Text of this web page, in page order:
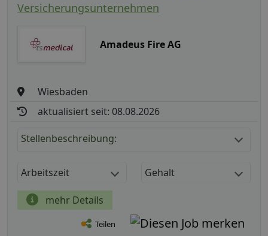
Versicherungsunternehmen
Amadeus Fire AG
Wiesbaden
aktualisiert seit: 08.08.2026
Stellenbeschreibung:
Arbeitszeit Gehalt
mehr Details
Teilen